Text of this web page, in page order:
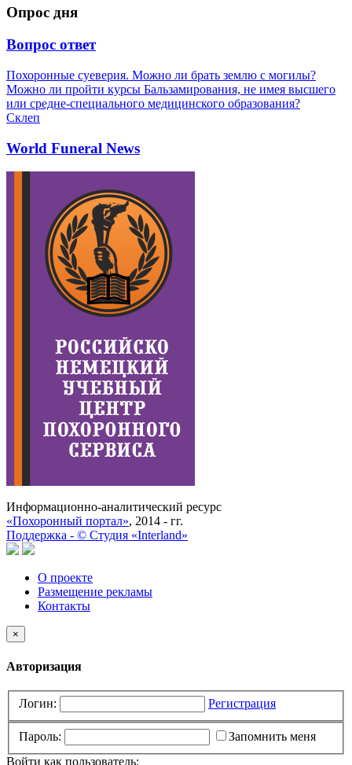
Опрос дня
Вопрос ответ
Похоронные суеверия. Можно ли брать землю с могилы?
Можно ли пройти курсы Бальзамирования, не имея высшего
или средне-специального медицинского образования?
Склеп
World Funeral News
Информационно-аналитический ресурс
«Похоронный портал», 2014 - гг.
Поддержка - © Cтудия «Interland»
О проекте
Размещение рекламы
Контакты
×
Авторизация
Логин: Регистрация
Пароль:
Запомнить меня
Войти как пользователь: